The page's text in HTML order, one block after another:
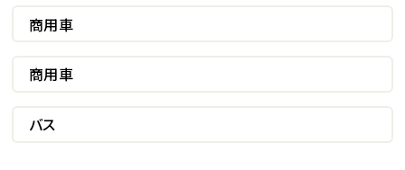
商用車
商用車
バス